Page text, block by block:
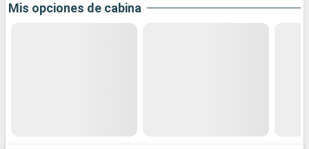
Mis opciones de cabina